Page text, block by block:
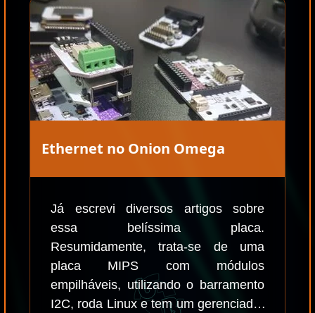
Ethernet no Onion Omega
Já escrevi diversos artigos sobre
essa belíssima placa.
Resumidamente, trata-se de uma
placa MIPS com módulos
empilháveis, utilizando o barramento
I2C, roda Linux e tem um gerenciador